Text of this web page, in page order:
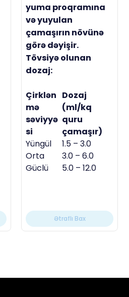
yuma proqramına
və yuyulan
çamaşırın növünə
görə dəyişir.
Tövsiyə olunan
dozaj:
Çirklən
mə
səviyyə
si
Dozaj
(ml/kq
quru
çamaşır)
Yüngül
1.5 – 3.0
Orta
3.0 – 6.0
Güclü
5.0 – 12.0
Ətraflı Bax